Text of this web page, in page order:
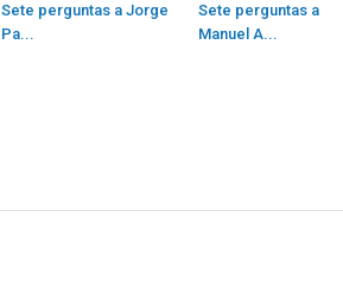
Sete perguntas a Jorge
Pa...
Sete perguntas a
Manuel A...